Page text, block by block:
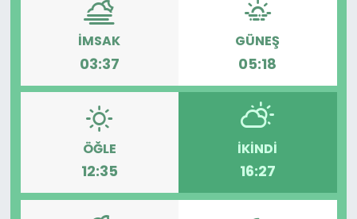
İMSAK
03:37
GÜNEŞ
05:18
ÖĞLE
12:35
İKINDI
16:27
Kültür Sanat
Magazin
Moda
Nöbetçi Eczaneler
Otomobil Dünyası